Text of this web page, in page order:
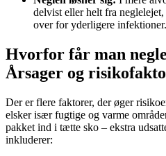
delvist eller helt fra
over for yderligere infektioner.
Hvorfor får man
Årsager og
Der er flere faktorer, der øger
elsker især fugtige og varme
pakket ind i tætte sko – ekstra
inkluderer: